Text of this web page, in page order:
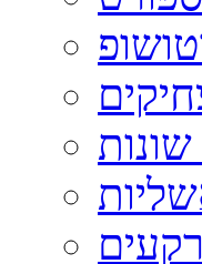
רקעים